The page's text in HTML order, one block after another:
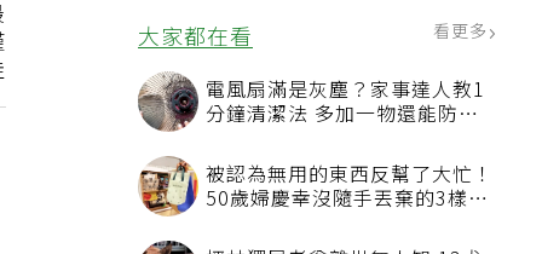
大家都在看
電風扇滿是灰塵？家事達人教1
被認為無用的東西反幫了大忙！
50歲婦慶幸沒隨手丟棄的3樣物